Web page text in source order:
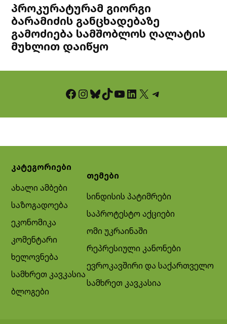
პროკურატურამ გიორგი
ბარამიძის განცხადებაზე
გამოძიება სამშობლოს ღალატის
მუხლით დაიწყო
Facebook InstagramBluesky TikTok YouTube LinkedIn X Telegram
კატეგორიები
ახალი ამბები
საზოგადოება
ეკონომიკა
კომენტარი
ხელოვნება
სამხრეთ კავკასია
ბლოგები
თემები
სინდისის პატიმრები
საპროტესტო აქციები
ომი უკრაინაში
რეპრესიული კანონები
ევროკავშირი და საქართველო
სამხრეთ კავკასია